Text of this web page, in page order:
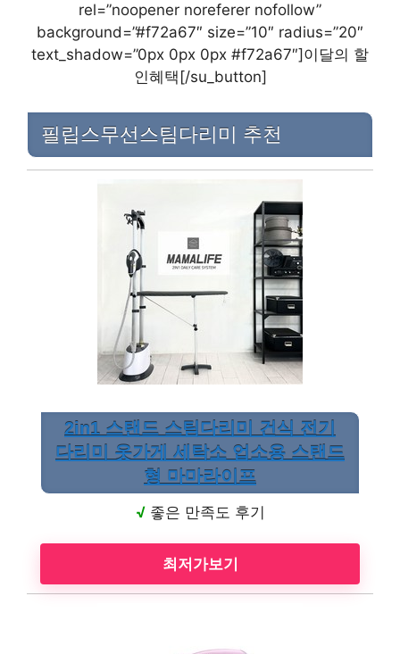
rel=”noopener noreferer nofollow”
background=”#f72a67″ size=”10″ radius=”20″
text_shadow=”0px 0px 0px #f72a67″]이달의 할
인혜택[/su_button]
필립스무선스팀다리미 추천
2in1 스탠드 스팀다리미 건식 전기
다리미 옷가게 세탁소 업소용 스탠드
형 마마라이프
√좋은 만족도 후기
최저가보기